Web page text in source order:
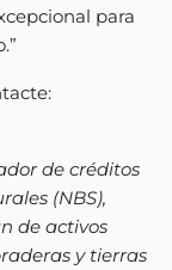
para
de créditos
(NBS),
de activos
y tierras